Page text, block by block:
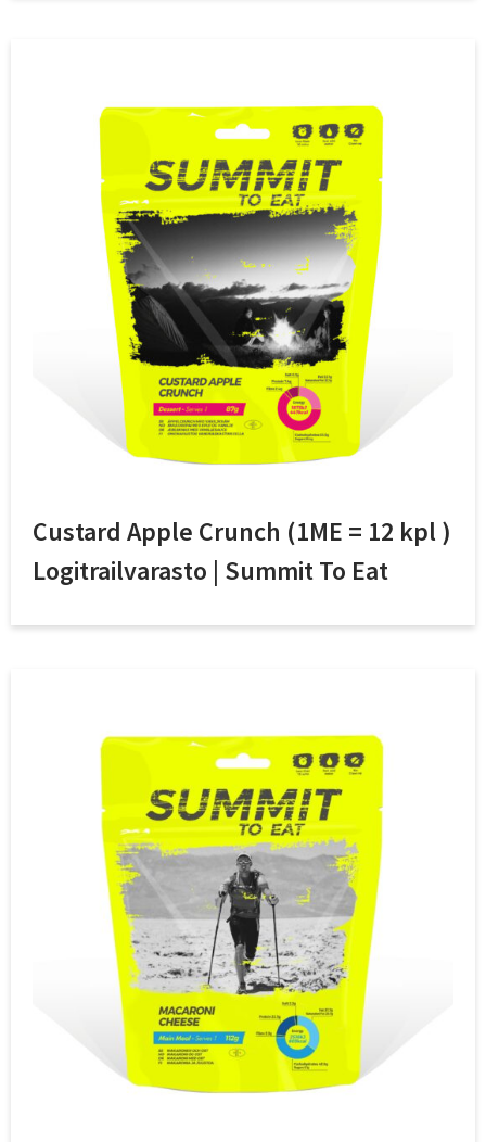
Custard Apple Crunch (1ME = 12 kpl )
Logitrailvarasto | Summit To Eat